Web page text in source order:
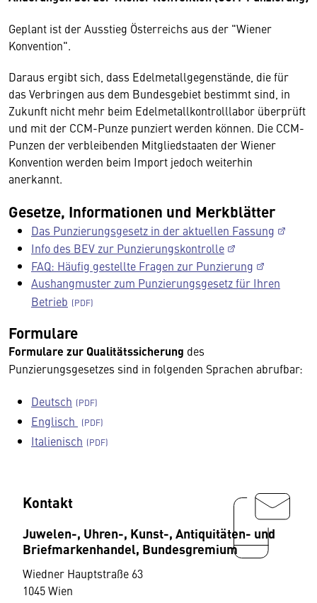
Geplant ist der Ausstieg Österreichs aus der "Wiener
Konvention".
Daraus ergibt sich, dass Edelmetallgegenstände, die für
das Verbringen aus dem Bundesgebiet bestimmt sind, in
Zukunft nicht mehr beim Edelmetallkontrolllabor überprüft
und mit der CCM-Punze punziert werden können. Die CCM-
Punzen der verbleibenden Mitgliedstaaten der Wiener
Konvention werden beim Import jedoch weiterhin
anerkannt.
Gesetze, Informationen und Merkblätter
Das Punzierungsgesetz in der aktuellen Fassung
Info des BEV zur Punzierungskontrolle
FAQ: Häufig gestellte Fragen zur Punzierung
Aushangmuster zum Punzierungsgesetz für Ihren
Betrieb
Formulare
Formulare zur Qualitätssicherung des
Punzierungsgesetzes sind in folgenden Sprachen abrufbar:
Deutsch
Englisch
Italienisch
Kontakt
Juwelen-, Uhren-, Kunst-, Antiquitäten- und
Briefmarkenhandel, Bundesgremium
Wiedner Hauptstraße 63
1045 Wien